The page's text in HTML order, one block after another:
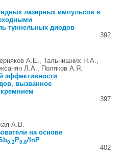
лазерных импульсов в
туннельных диодов
392
А.Е., Тальнишних Н.А.,
Л.А., Поляков А.Я.
эффективности
вызванное
397
А.В.
на основе
0.2 P0.8/InP
402